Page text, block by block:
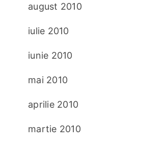
august 2010
iulie 2010
iunie 2010
mai 2010
aprilie 2010
martie 2010